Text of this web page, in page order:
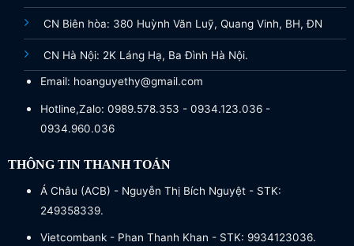
CN Biên hòa: 380 Huỳnh Văn Luỹ, Quang Vinh, BH, ĐN
CN Hà Nội: 2K Láng Hạ, Ba Đình Hà Nội.
Email: hoanguyethy@gmail.com
Hotline,Zalo: 0989.578.353 - 0934.123.036 -
0934.960.036
THÔNG TIN THANH TOÁN
Á Châu (ACB) - Nguyễn Thị Bích Nguyệt - STK:
249358339.
Vietcombank - Phan Thanh Khan - STK: 9934123036.